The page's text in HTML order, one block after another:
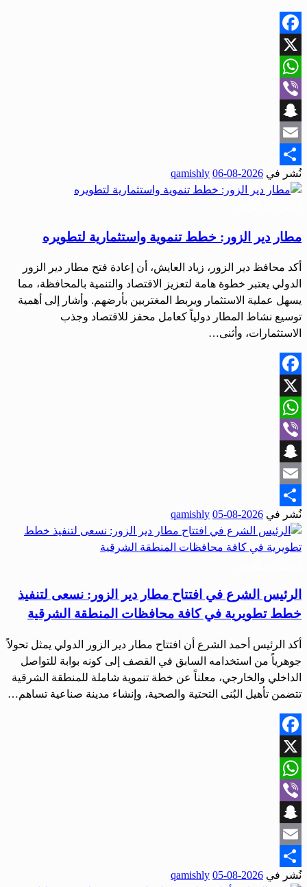
Facebook
X
WhatsApp
Viber
Snapchat
Email
Share
نُشر في 2026-08-06
qamishly
مطار دير الزور: خطط تنموية واستثمارية لتطويره
أكد محافظ دير الزور، زياد العايش، أن إعادة فتح مطار دير الزور
الدولي يعتبر خطوة هامة لتعزيز الاقتصاد والتنمية بالمحافظة، مما
يسهل عملية الاستثمار ويربط المغتربين بأرضهم. وأشار إلى أهمية
توسيع نشاط المطار دولياً كعامل محفز للاقتصاد وجذب
الاستثمارات، وأثنى…
Facebook
X
WhatsApp
Viber
Snapchat
Email
Share
نُشر في 2026-08-05
qamishly
الرئيس الشرع في افتتاح مطار دير الزور: نسعى لتنفيذ
خطط تطويرية في كافة محافظات المنطقة الشرقية
أكد الرئيس أحمد الشرع أن افتتاح مطار دير الزور الدولي يمثل تحولاً
جوهرياً من استخدامه السابق في القصف إلى كونه بوابة للتواصل
الداخلي والخارجي، معلناً عن خطة تنموية شاملة للمنطقة الشرقية
تتضمن تأهيل البُنى التحتية والصحية، وإنشاء مدينة صناعية تساهم…
Facebook
X
WhatsApp
Viber
Snapchat
Email
Share
نُشر في 2026-08-05
qamishly